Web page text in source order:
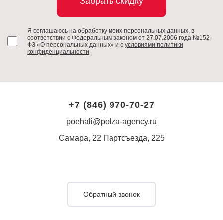
Я соглашаюсь на обработку моих персональных данных, в
соответствии с Федеральным законом от 27.07.2006 года №152-
ФЗ «О персональных данных» и с условиями политики
конфиденциальности
+7 (846) 970-70-27
poehali@polza-agency.ru
Самара, 22 Партсъезда, 225
Обратный звонок